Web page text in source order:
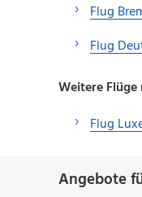
Flug
Flug
Weitere
Flug
Angebote